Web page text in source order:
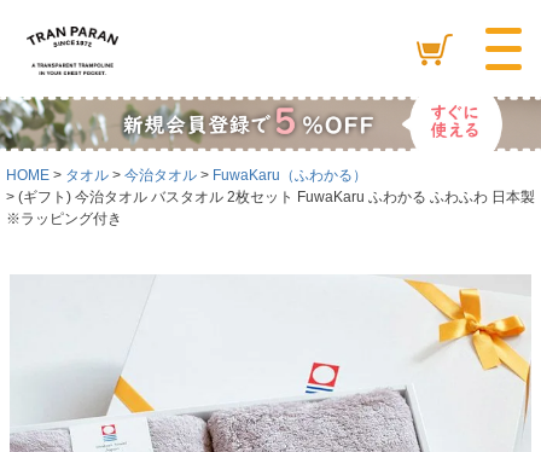
HOME タオル 今治タオル
FuwaKaru（ふわかる）
(ギフト) 今治タオル バスタオル 2枚セット FuwaKaru ふわかる ふわふわ 日本製
※ラッピング付き